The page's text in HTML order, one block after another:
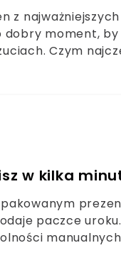
z
moment,
Czym
w kilka
paczce